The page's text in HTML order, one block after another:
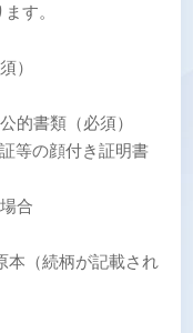
す。
）
的書類（必須）
等の顔付き証明書
合
本（続柄が記載され